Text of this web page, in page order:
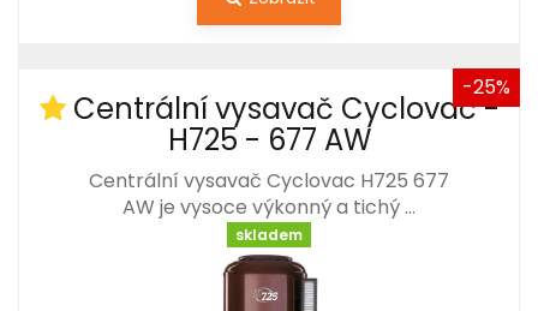
-25%
Centrální vysavač Cyclovac -
H725 - 677 AW
Centrální vysavač Cyclovac H725 677
AW je vysoce výkonný a tichý …
skladem